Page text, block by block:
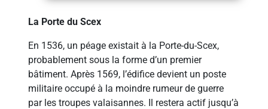
La Porte du Scex
En 1536, un péage existait à la Porte-du-Scex,
probablement sous la forme d’un premier
bâtiment. Après 1569, l’édifice devient un poste
militaire occupé à la moindre rumeur de guerre
par les troupes valaisannes. Il restera actif jusqu’à